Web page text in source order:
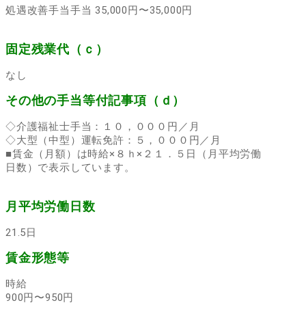
処遇改善手当手当 35,000円〜35,000円
固定残業代（ｃ）
なし
その他の手当等付記事項（ｄ）
◇介護福祉士手当：１０，０００円／月
◇大型（中型）運転免許：５，０００円／月
■賃金（月額）は時給×８ｈ×２１．５日（月平均労働
日数）で表示しています。
月平均労働日数
21.5日
賃金形態等
時給
900円〜950円